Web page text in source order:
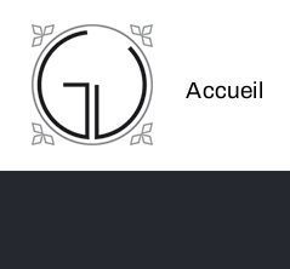
Accueil